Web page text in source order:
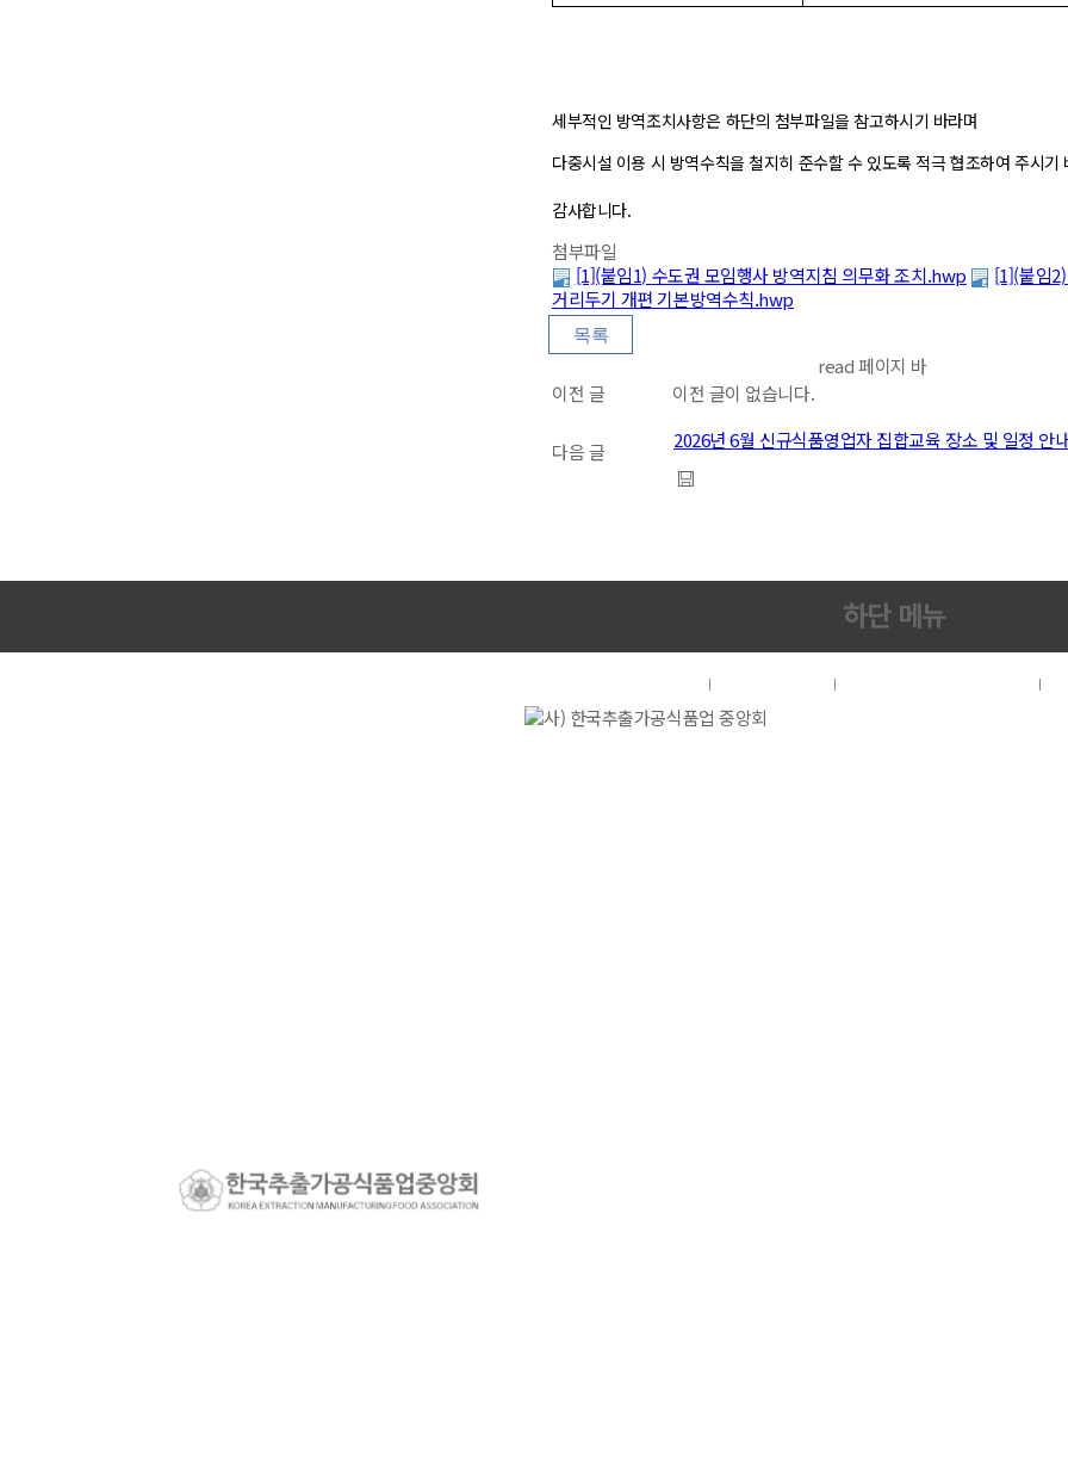
세부적인 방역조치사항은 하단의 첨부파일을 참고하시기 바라며
다중시설 이용 시 방역수칙을 철지히 준수할 수 있도록 적극 협조하여 주시기
감사합니다.
첨부파일
[1](붙임1) 수도권 모임행사 방역지침 의무화 조치.hwp
[1](붙임
거리두기 개편 기본방역수칙.hwp
read 페이지 바
이전 글
이전 글이 없습니다.
다음 글 2026년 6월 신규식품영업자 집합교육 장소 및 일정 안
하단 메뉴